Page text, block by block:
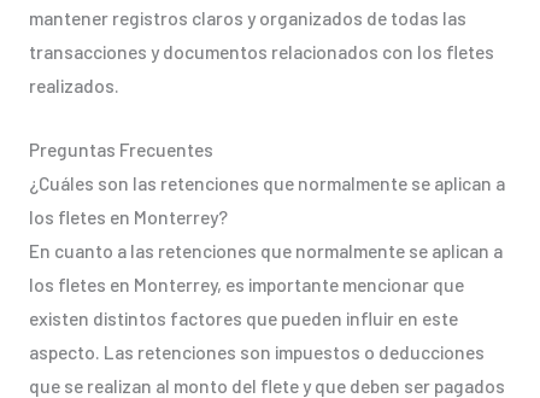
mantener registros claros y organizados de todas las
transacciones y documentos relacionados con los fletes
realizados.
Preguntas Frecuentes
¿Cuáles son las retenciones que normalmente se aplican a
los fletes en Monterrey?
En cuanto a las retenciones que normalmente se aplican a
los fletes en Monterrey, es importante mencionar que
existen distintos factores que pueden influir en este
aspecto. Las retenciones son impuestos o deducciones
que se realizan al monto del flete y que deben ser pagados